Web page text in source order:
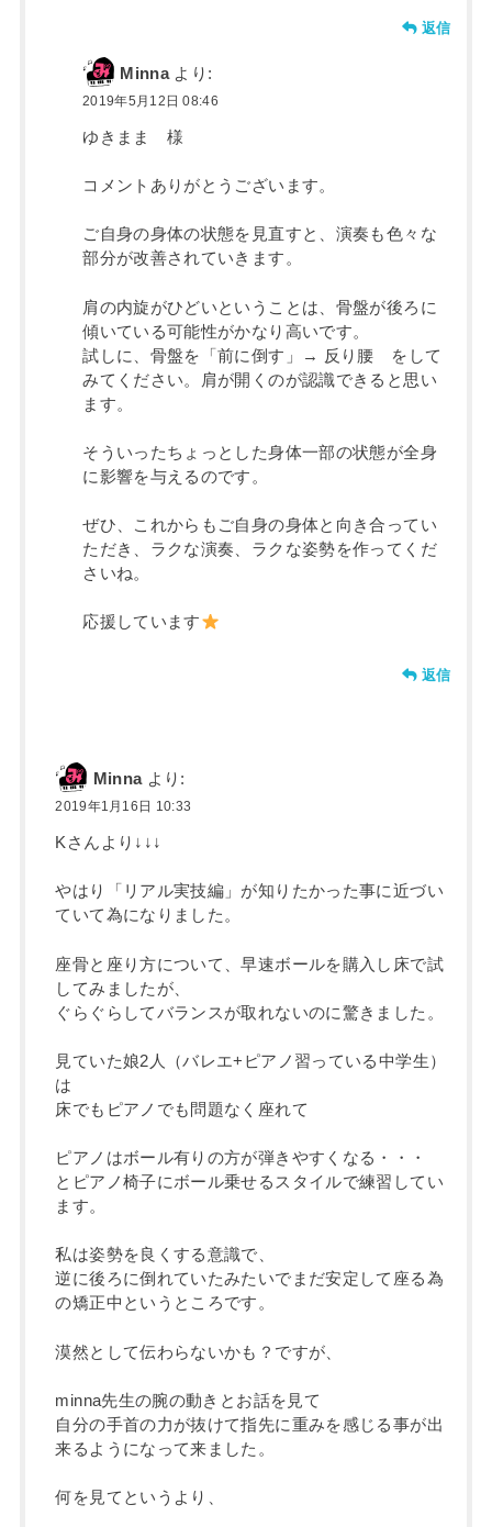
返信
Minna より:
2019年5月12日 08:46
ゆきまま 様
コメントありがとうございます。
ご自身の身体の状態を見直すと、演奏も色々な
部分が改善されていきます。
肩の内旋がひどいということは、骨盤が後ろに
傾いている可能性がかなり高いです。
試しに、骨盤を「前に倒す」→ 反り腰 をして
みてください。肩が開くのが認識できると思い
ます。
そういったちょっとした身体一部の状態が全身
に影響を与えるのです。
ぜひ、これからもご自身の身体と向き合ってい
ただき、ラクな演奏、ラクな姿勢を作ってくだ
さいね。
応援しています
返信
Minna より:
2019年1月16日 10:33
Kさんより↓↓↓
やはり「リアル実技編」が知りたかった事に近づい
ていて為になりました。
座骨と座り方について、早速ボールを購入し床で試
してみましたが、
ぐらぐらしてバランスが取れないのに驚きました。
見ていた娘2人（バレエ+ピアノ習っている中学生）
は
床でもピアノでも問題なく座れて
ピアノはボール有りの方が弾きやすくなる・・・
とピアノ椅子にボール乗せるスタイルで練習してい
ます。
私は姿勢を良くする意識で、
逆に後ろに倒れていたみたいでまだ安定して座る為
の矯正中というところです。
漠然として伝わらないかも？ですが、
minna先生の腕の動きとお話を見て
自分の手首の力が抜けて指先に重みを感じる事が出
来るようになって来ました。
何を見てというより、